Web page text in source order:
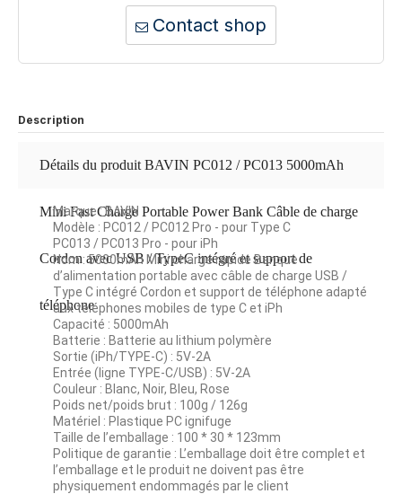
Contact shop
Description
Détails du produit BAVIN PC012 / PC013 5000mAh
Mini Fast Charge Portable Power Bank Câble de charge
Cordon avec USB / TypeC intégré et support de
téléphone
Marque : BAVIN
Modèle : PC012 / PC012 Pro - pour Type C
PC013 / PC013 Pro - pour iPh
Nom : 5000mAh Mini charge rapide Banque
d’alimentation portable avec câble de charge USB /
Type C intégré Cordon et support de téléphone adapté
aux téléphones mobiles de type C et iPh
Capacité : 5000mAh
Batterie : Batterie au lithium polymère
Sortie (iPh/TYPE-C) : 5V-2A
Entrée (ligne TYPE-C/USB) : 5V-2A
Couleur : Blanc, Noir, Bleu, Rose
Poids net/poids brut : 100g / 126g
Matériel : Plastique PC ignifuge
Taille de l’emballage : 100 * 30 * 123mm
Politique de garantie : L’emballage doit être complet et
l’emballage et le produit ne doivent pas être
physiquement endommagés par le client